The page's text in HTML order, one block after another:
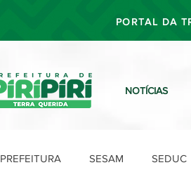
PORTAL DA
NOTÍCIAS
PREFEITURA SESAM SEDUC